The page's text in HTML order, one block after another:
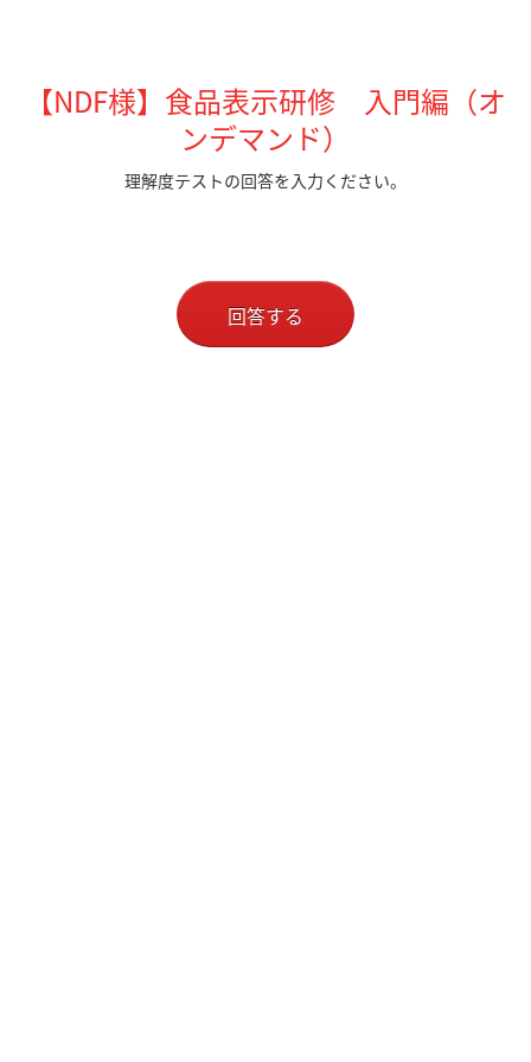
【NDF様】食品表示研修 入門編（オ
ンデマンド）
理解度テストの回答を入力ください。
回答する